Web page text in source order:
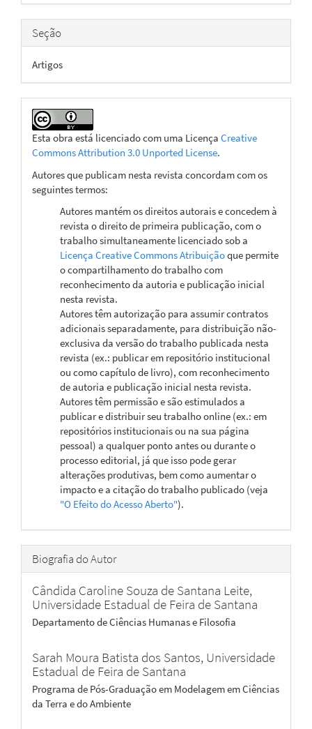
Seção
Artigos
Esta obra está licenciado com uma Licença Creative
Commons Attribution 3.0 Unported License.
Autores que publicam nesta revista concordam com os
seguintes termos:
Autores mantém os direitos autorais e concedem à
revista o direito de primeira publicação, com o
trabalho simultaneamente licenciado sob a
Licença Creative Commons Atribuiçãoque permite
o compartilhamento do trabalho com
reconhecimento da autoria e publicação inicial
nesta revista.
Autores têm autorização para assumir contratos
adicionais separadamente, para distribuição não-
exclusiva da versão do trabalho publicada nesta
revista (ex.: publicar em repositório institucional
ou como capítulo de livro), com reconhecimento
de autoria e publicação inicial nesta revista.
Autores têm permissão e são estimulados a
publicar e distribuir seu trabalho online (ex.: em
repositórios institucionais ou na sua página
pessoal) a qualquer ponto antes ou durante o
processo editorial, já que isso pode gerar
alterações produtivas, bem como aumentar o
impacto e a citação do trabalho publicado (veja
"O Efeito do Acesso Aberto").
Biografia do Autor
Cândida Caroline Souza de Santana Leite,
Universidade Estadual de Feira de Santana
Departamento de Ciências Humanas e Filosofia
Sarah Moura Batista dos Santos, Universidade
Estadual de Feira de Santana
Programa de Pós-Graduação em Modelagem em Ciências
da Terra e do Ambiente